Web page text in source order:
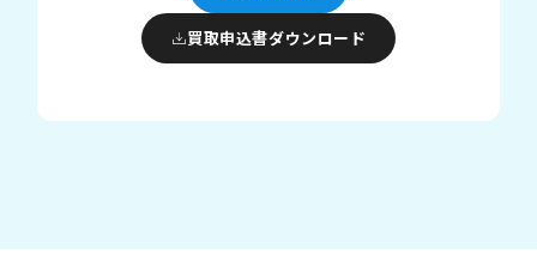
買取申込書ダウンロード